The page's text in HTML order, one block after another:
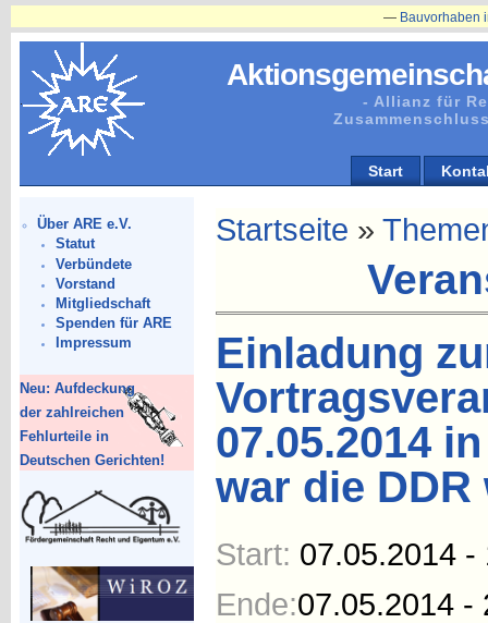
- Allianz für
Start
Über ARE e.V.
Statut
Verbündete
Vorstand
Mitgliedschaft
Spenden für ARE
Impressum
Neu: Aufdeckung
der zahlreichen
Fehlurteile in
Deutschen Gerichten!
Bauvorhaben in Plänitz
Startseite »
Einladung
07.05.2014
war die
Start: 07.05.2014 -
Ende:07.05.2014 -